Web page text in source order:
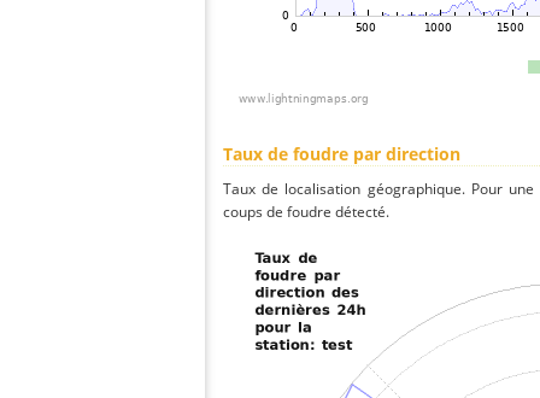
Taux de foudre par direction
Taux de localisation géographique. Pour
coups de foudre détecté.